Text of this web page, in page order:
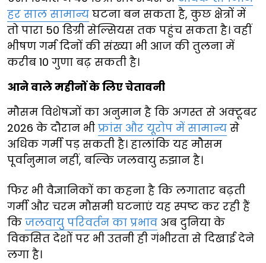
हर साल सामान्य घटना बन सकता है, कुछ क्षेत्रों में
तो पारा 50 डिग्री सेल्सियस तक पहुंच सकता है। वहीं
भीषण गर्म दिनों की संख्या भी आज की तुलना में
करीब 10 गुणा बढ़ सकती है।
आने वाले महीनों के लिए चेतावनी
मौसम विशेषज्ञों का अनुमान है कि अगस्त से अक्टूबर
2026 के दौरान भी फ्रांस और यूरोप में सामान्य से
अधिक गर्मी पड़ सकती है। हालांकि यह मौसम
पूर्वानुमान नहीं, बल्कि जलवायु रुझान है।
फिर भी वैज्ञानिकों का कहना है कि लगातार बढ़ती
गर्मी और चरम मौसमी घटनाएं यह स्पष्ट कर रही हैं
कि जलवायु परिवर्तन का प्रभाव अब दुनिया के
विकसित देशों पर भी उतनी ही गंभीरता से दिखाई देने
लगा है।